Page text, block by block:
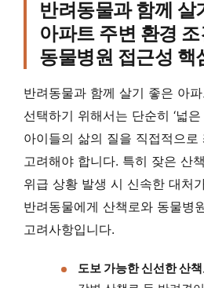
반려동물과 함께 살
아파트 주변 환경
동물병원 접근성 핵
반려동물과 함께 살기 좋은 아
선택하기 위해서는 단순히 ‘넓은
아이들의 삶의 질을 직접적으
고려해야 합니다. 특히 잦은 산
위급 상황 발생 시 신속한 대처
반려동물에게 산책로와 동물병
고려사항입니다.
도보 가능한 신선한 산